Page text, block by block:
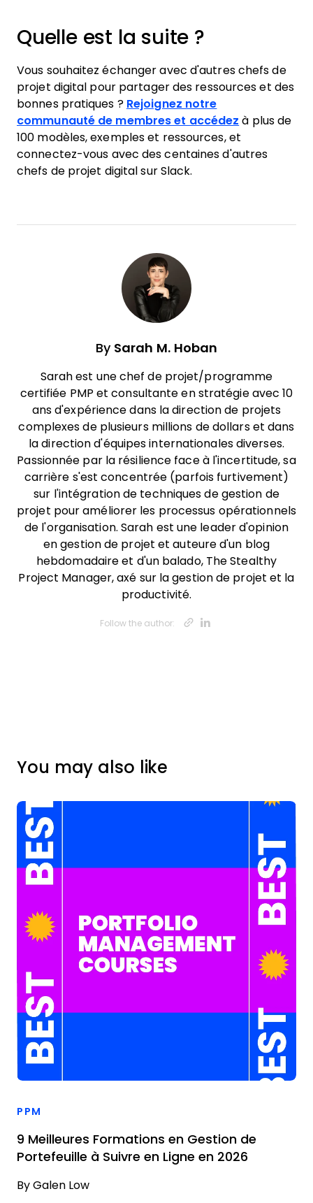
Quelle est la suite ?
Vous souhaitez échanger avec d'autres chefs de
projet digital pour partager des ressources et des
bonnes pratiques ? Rejoignez notre
communauté de membres et accédez à plus de
100 modèles, exemples et ressources, et
connectez-vous avec des centaines d'autres
chefs de projet digital sur Slack.
By Sarah M. Hoban
Sarah est une chef de projet/programme
certifiée PMP et consultante en stratégie avec 10
ans d'expérience dans la direction de projets
complexes de plusieurs millions de dollars et dans
la direction d'équipes internationales diverses.
Passionnée par la résilience face à l'incertitude, sa
carrière s'est concentrée (parfois furtivement)
sur l'intégration de techniques de gestion de
projet pour améliorer les processus opérationnels
de l'organisation. Sarah est une leader d'opinion
en gestion de projet et auteure d'un blog
hebdomadaire et d'un balado, The Stealthy
Project Manager, axé sur la gestion de projet et la
productivité.
Follow the author: Opens new
You may also like
PPM
9 Meilleures Formations en Gestion de
Portefeuille à Suivre en Ligne en 2026
By Galen Low